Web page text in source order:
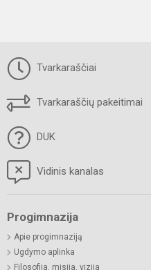
Tvarkaraščiai
Tvarkaraščių pakeitimai
DUK
Vidinis kanalas
Progimnazija
Apie progimnaziją
Ugdymo aplinka
Filosofija, misija, vizija